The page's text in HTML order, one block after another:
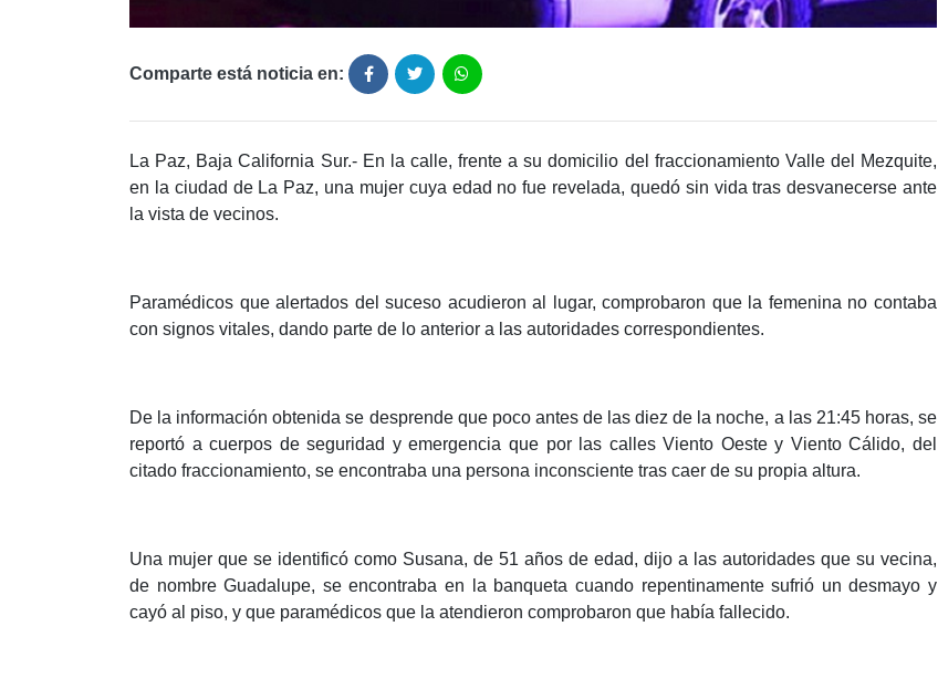
Comparte está noticia en:
La Paz, Baja California Sur.- En la calle, frente a su domicilio del fraccionamiento Valle del Mezquite,
en la ciudad de La Paz, una mujer cuya edad no fue revelada, quedó sin vida tras desvanecerse ante
la vista de vecinos.
Paramédicos que alertados del suceso acudieron al lugar, comprobaron que la femenina no contaba
con signos vitales, dando parte de lo anterior a las autoridades correspondientes.
De la información obtenida se desprende que poco antes de las diez de la noche, a las 21:45 horas, se
reportó a cuerpos de seguridad y emergencia que por las calles Viento Oeste y Viento Cálido, del
citado fraccionamiento, se encontraba una persona inconsciente tras caer de su propia altura.
Una mujer que se identificó como Susana, de 51 años de edad, dijo a las autoridades que su vecina,
de nombre Guadalupe, se encontraba en la banqueta cuando repentinamente sufrió un desmayo y
cayó al piso, y que paramédicos que la atendieron comprobaron que había fallecido.